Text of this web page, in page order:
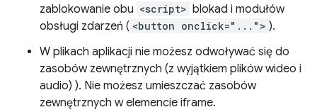
zablokowanie obu <script> blokad i modułów
obsługi zdarzeń ( <button onclick="..."> ).
W plikach aplikacji nie możesz odwoływać się do
zasobów zewnętrznych (z wyjątkiem plików wideo i
audio) ). Nie możesz umieszczać zasobów
zewnętrznych w elemencie iframe.